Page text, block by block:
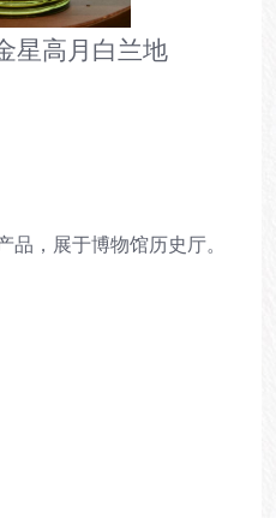
星高月白兰地
品，展于博物馆历史厅。